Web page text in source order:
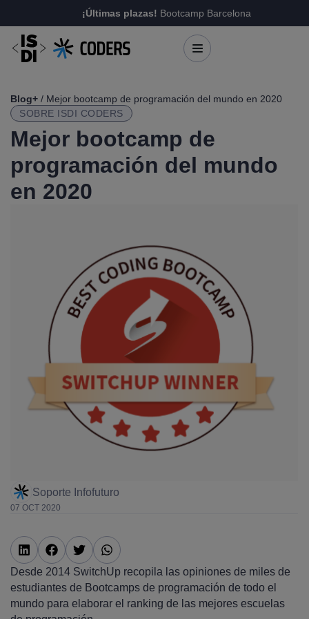
¡Últimas plazas! Bootcamp Barcelona
Blog+ / Mejor bootcamp de programación del mundo en 2020
SOBRE ISDI CODERS
Mejor bootcamp de
programación del mundo
en 2020
Soporte Infofuturo
07 OCT 2020
Desde 2014 SwitchUp recopila las opiniones de miles de
estudiantes de Bootcamps de programación de todo el
mundo para elaborar el ranking de las mejores escuelas